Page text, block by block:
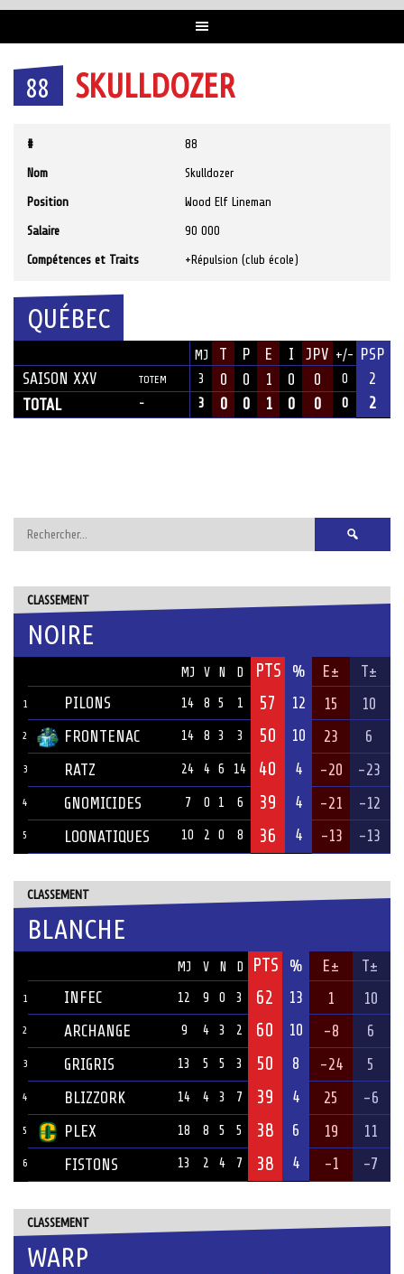
88 SKULLDOZER
# 88
Nom Skulldozer
Position Wood Elf Lineman
Salaire 90 000
Compétences et Traits +Répulsion (club école)
QUÉBEC
MJ T P E I JPV +/- PSP
SAISON XXV
TOTEM 3 0 0 1 0 0 0
2
TOTAL
- 3 0 0 1 0 0 0 2
Rechercher :
CLASSEMENT
NOIRE
MJ V N D PTS % E± T±
1 PILONS 14 8 5 1 57 12 15 10
2 FRONTENAC 14 8 3 3 50 10 23 6
3 RATZ 24 4 6 14 40 4 -20 -23
4 GNOMICIDES 7 0 1 6 39 4 -21 -12
5 LOONATIQUES 10 2 0 8 36 4 -13 -13
CLASSEMENT
BLANCHE
MJ V N D PTS % E± T±
1 INFEC 12 9 0 3 62 13 1 10
2 ARCHANGE 9 4 3 2 60 10 -8 6
3 GRIGRIS 13 5 5 3 50 8 -24 5
4 BLIZZORK 14 4 3 7 39 4 25 -6
5 PLEX 18 8 5 5 38 6 19 11
6 FISTONS 13 2 4 7 38 4 -1 -7
CLASSEMENT
WARP